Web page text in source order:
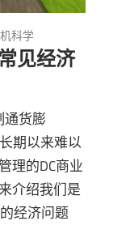
科学
见经济
通货膨
期以来难以
理的DC商业
介绍我们是
经济问题